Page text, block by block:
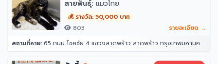
สายพันธุ์: แมวไทย
💰 รางวัล: 50,000 บาท
803
รายละเอียด →
สถานที่หาย: 65 ถนน โชคชัย 4 แขวงลาดพร้าว ลาดพร้าว กรุงเทพมหานคร 10230